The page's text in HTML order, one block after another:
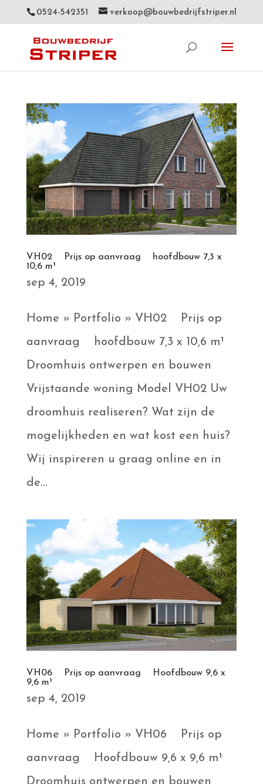
0524-542351 verkoop@bouwbedrijfstriper.nl
VH02 Prijs op aanvraag hoofdbouw 7,3 x
10,6 m¹
sep 4, 2019
Home » Portfolio » VH02 Prijs op
aanvraag hoofdbouw 7,3 x 10,6 m¹
Droomhuis ontwerpen en bouwen
Vrijstaande woning Model VH02 Uw
droomhuis realiseren? Wat zijn de
mogelijkheden en wat kost een huis?
Wij inspireren u graag online en in
de...
VH06 Prijs op aanvraag Hoofdbouw 9,6 x
9,6 m¹
sep 4, 2019
Home » Portfolio » VH06 Prijs op
aanvraag Hoofdbouw 9,6 x 9,6 m¹
Droomhuis ontwerpen en bouwen